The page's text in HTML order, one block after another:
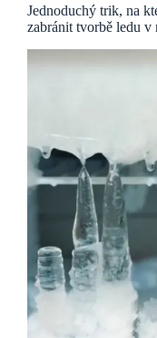
Jednoduchý trik, na
zabránit tvorbě ledu v